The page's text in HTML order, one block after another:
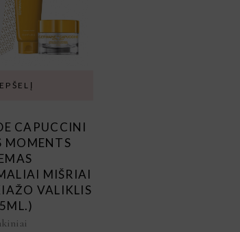
CAPUCCINI
MOMENTS
MIŠRIAI
VALIKLIS